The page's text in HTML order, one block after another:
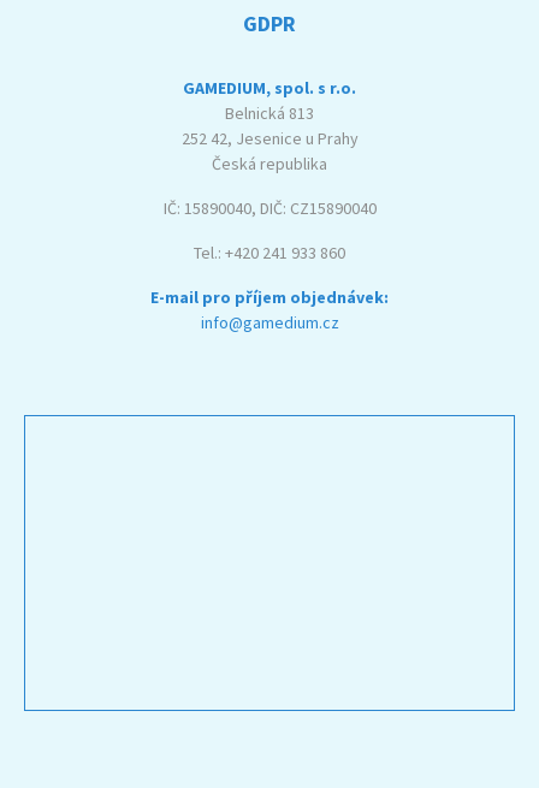
GDPR
GAMEDIUM, spol. s r.o.
Belnická 813
252 42, Jesenice u Prahy
Česká republika
IČ: 15890040, DIČ: CZ15890040
Tel.: +420 241 933 860
E-mail pro příjem objednávek:
info@gamedium.cz